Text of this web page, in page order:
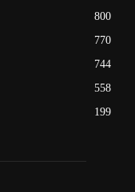
800
770
744
558
199